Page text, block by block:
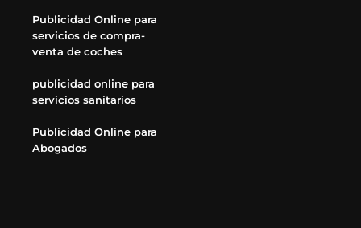
Publicidad Online para
servicios de compra-
venta de coches
publicidad online para
servicios sanitarios
Publicidad Online para
Abogados